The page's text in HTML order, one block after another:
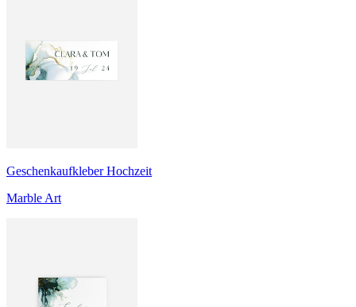
Geschenkaufkleber Hochzeit
Marble Art